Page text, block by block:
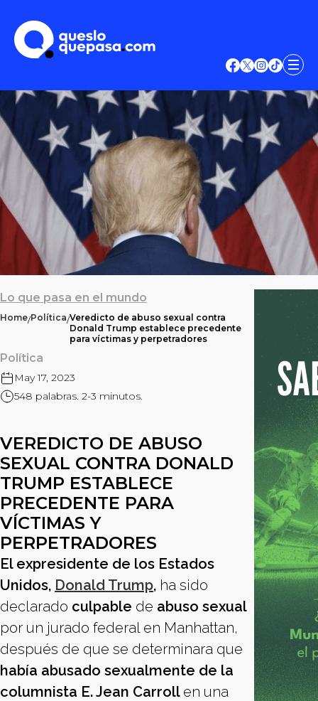
Lo que pasa en el mundo
Home/Política/Veredicto de abuso sexual contra
Donald Trump establece precedente
para víctimas y perpetradores
Política
May 17, 2023
548 palabras. 2-3 minutos.
VEREDICTO DE ABUSO
SEXUAL CONTRA DONALD
TRUMP ESTABLECE
PRECEDENTE PARA
VÍCTIMAS Y
PERPETRADORES
El expresidente de los Estados
Unidos, Donald Trump, ha sido
declarado culpable de abuso sexual
por un jurado federal en Manhattan,
después de que se determinara que
había abusado sexualmente de la
columnista E. Jean Carroll en una